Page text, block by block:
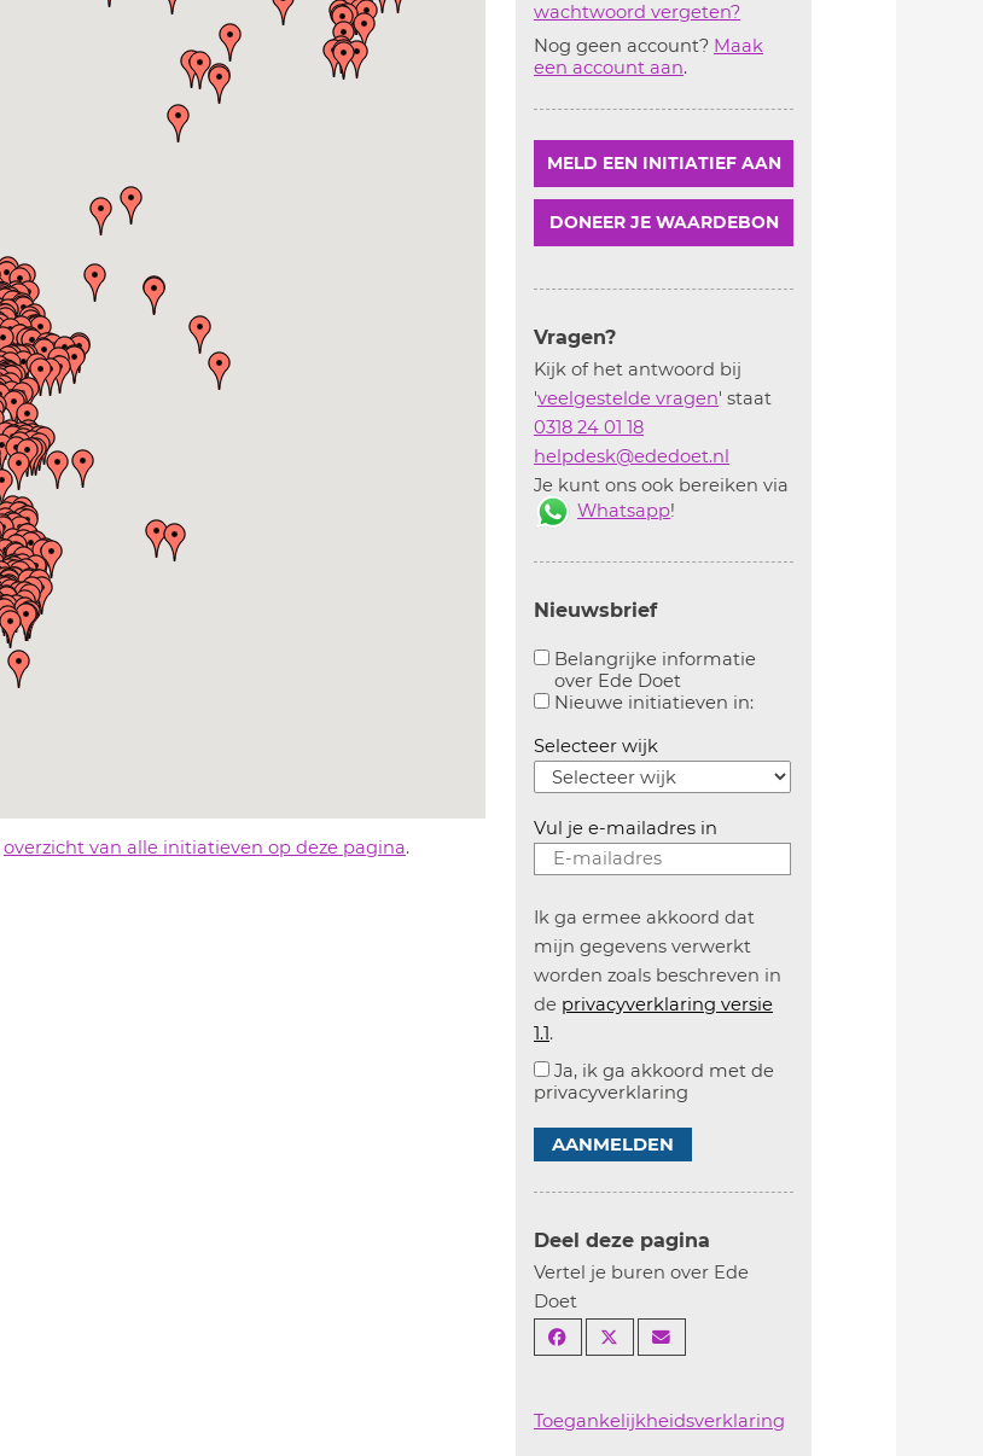
overzicht van alle initiatieven op deze pagina.
wachtwoord vergeten?
Nog geen account? Maak
een account aan.
MELD EEN INITIATIEF AAN
DONEER JE WAARDEBON
Vragen?
Kijk of het antwoord bij
'veelgestelde vragen' staat
0318 24 01 18
helpdesk@ededoet.nl
Je kunt ons ook bereiken via
Whatsapp!
Nieuwsbrief
Belangrijke informatie
over Ede Doet
Aanvinken om belangrijke informatie over
Nieuwe initiatieven in:Aanvinken om
Selecteer wijk
Vul je e-mailadres in
Ik ga ermee akkoord dat
mijn gegevens verwerkt
worden zoals beschreven in
de privacyverklaring versie
1.1.
Ja, ik ga akkoord met de
privacyverklaring
AANMELDEN
Deel deze pagina
Vertel je buren over Ede
Doet
Toegankelijkheidsverklaring